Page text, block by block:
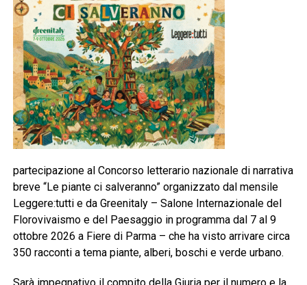
partecipazione al Concorso letterario nazionale di narrativa
breve “Le piante ci salveranno” organizzato dal mensile
Leggere:tutti e da Greenitaly – Salone Internazionale del
Florovivaismo e del Paesaggio in programma dal 7 al 9
ottobre 2026 a Fiere di Parma – che ha visto arrivare circa
350 racconti a tema piante, alberi, boschi e verde urbano.
Sarà impegnativo il compito della Giuria per il numero e la